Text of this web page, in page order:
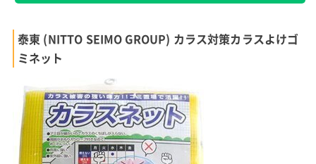
泰東 (NITTO SEIMO GROUP) カラス対策カラスよけゴ
ミネット